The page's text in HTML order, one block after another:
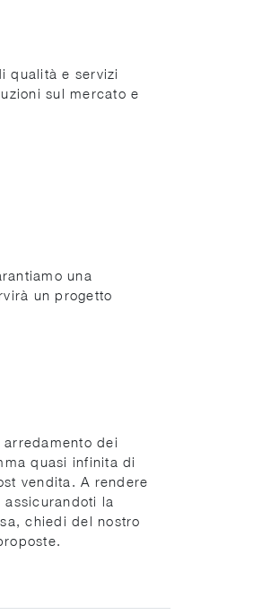
qualità e servizi
sul mercato e
una
un progetto
dei
quasi infinita di
vendita. A rendere
la
chiedi del nostro